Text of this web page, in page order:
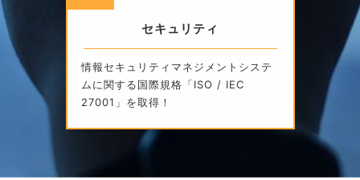
セキュリティ
情報セキュリティマネジメントシステ
ムに関する国際規格「ISO / IEC
27001」を取得！